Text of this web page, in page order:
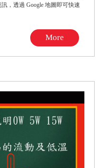
，透過 Google 地圖即可快速
More